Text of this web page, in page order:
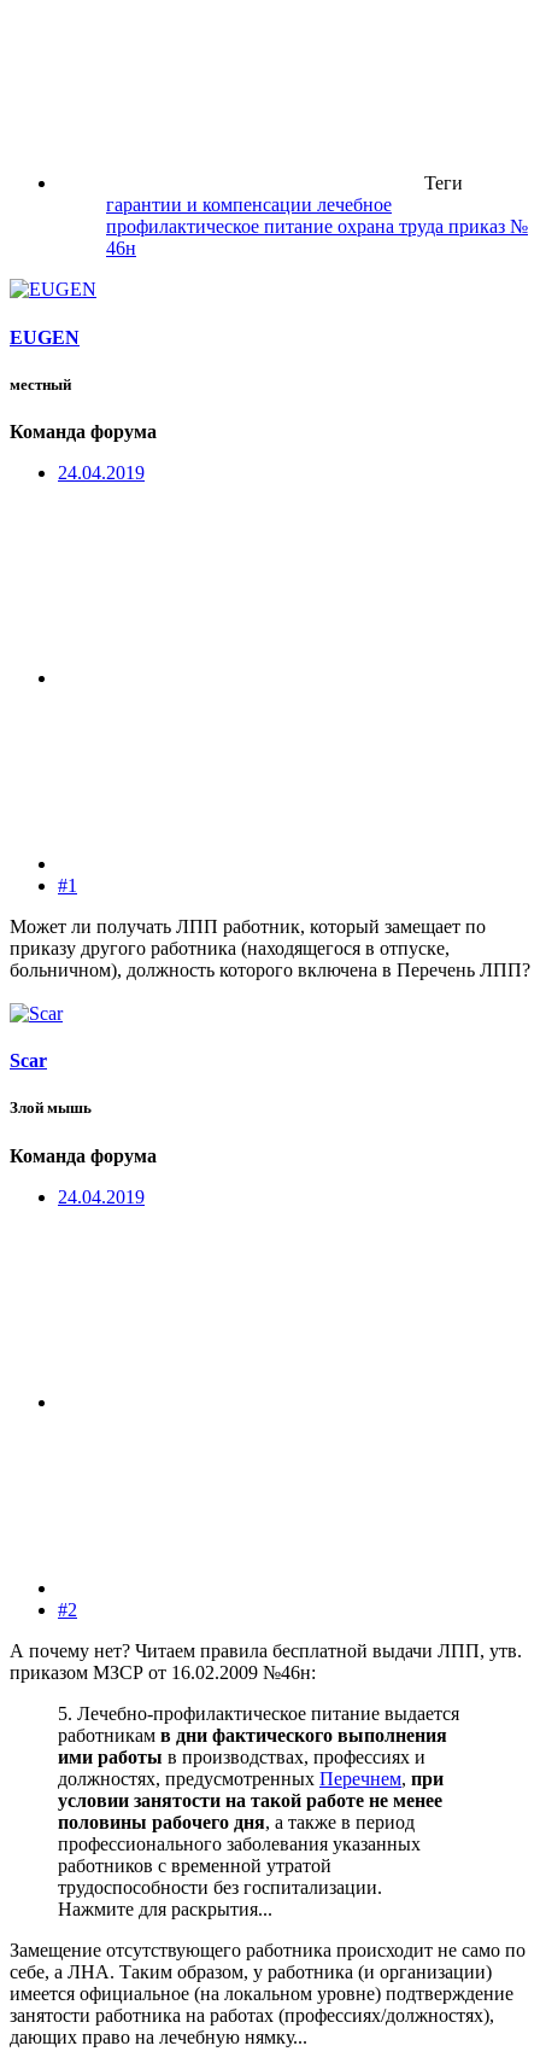
Теги
гарантии и компенсации лечебное
профилактическое питание охрана труда приказ №
46н
EUGEN
местный
Команда форума
24.04.2019
#1
Может ли получать ЛПП работник, который замещает по
приказу другого работника (находящегося в отпуске,
больничном), должность которого включена в Перечень ЛПП?
Scar
Злой мышь
Команда форума
24.04.2019
#2
А почему нет? Читаем правила бесплатной выдачи ЛПП, утв.
приказом МЗСР от 16.02.2009 №46н:
5. Лечебно-профилактическое питание выдается
работникам в дни фактического выполнения
ими работы в производствах, профессиях и
должностях, предусмотренных Перечнем, при
условии занятости на такой работе не менее
половины рабочего дня, а также в период
профессионального заболевания указанных
работников с временной утратой
трудоспособности без госпитализации.
Нажмите для раскрытия...
Замещение отсутствующего работника происходит не само по
себе, а ЛНА. Таким образом, у работника (и организации)
имеется официальное (на локальном уровне) подтверждение
занятости работника на работах (профессиях/должностях),
дающих право на лечебную нямку...